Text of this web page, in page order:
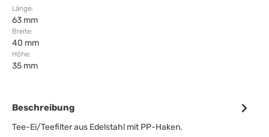
Länge:
63 mm
Breite:
40 mm
Höhe:
35 mm
Beschreibung
Tee-Ei/Teefilter aus Edelstahl mit PP-Haken.